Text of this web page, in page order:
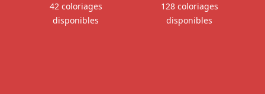
42 coloriages
disponibles
128 coloriages
disponibles